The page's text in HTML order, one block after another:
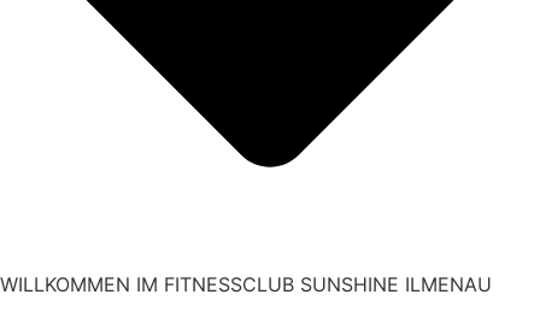
WILLKOMMEN IM FITNESSCLUB SUNSHINE ILMENAU